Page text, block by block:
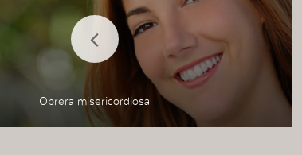
Obrera misericordiosa